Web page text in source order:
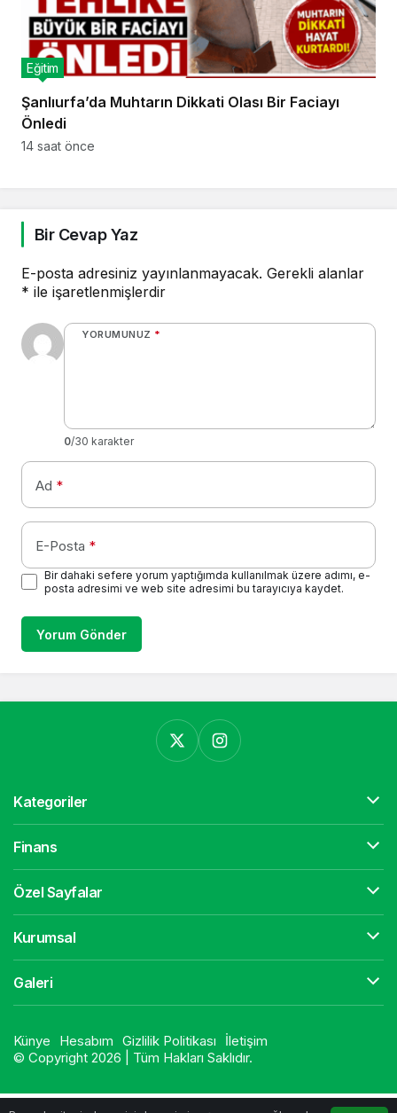
Şanlıurfa’da Muhtarın Dikkati Olası Bir Faciayı
Önledi
Eğitim
14 saat önce
Bir Cevap Yaz
E-posta adresiniz yayınlanmayacak. Gerekli alanlar
* ile işaretlenmişlerdir
YORUMUNUZ *
0/30 karakter
Ad *
E-Posta *
Bir dahaki sefere yorum yaptığımda kullanılmak üzere adımı, e-
posta adresimi ve web site adresimi bu tarayıcıya kaydet.
Yorum Gönder
Kategoriler
Finans
Özel Sayfalar
Kurumsal
Galeri
Künye Hesabım Gizlilik Politikası
İletişim
© Copyright 2026 | Tüm Hakları Saklıdır.